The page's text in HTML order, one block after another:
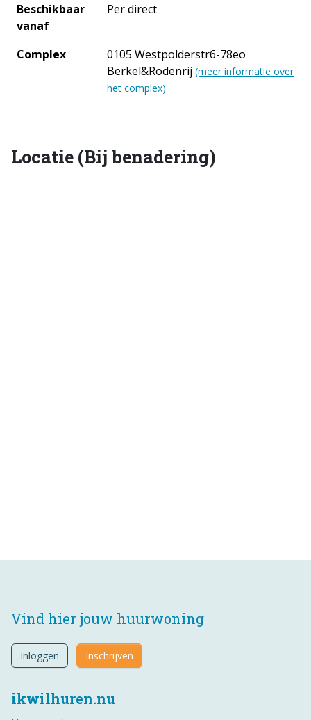
Beschikbaar
vanaf
Per direct
Complex
0105 Westpolderstr6-78eo
Berkel&Rodenrij (meer informatie over
het complex)
Locatie (Bij benadering)
ikwilhuren.nu
Vind hier jouw huurwoning
Inloggen Inschrijven